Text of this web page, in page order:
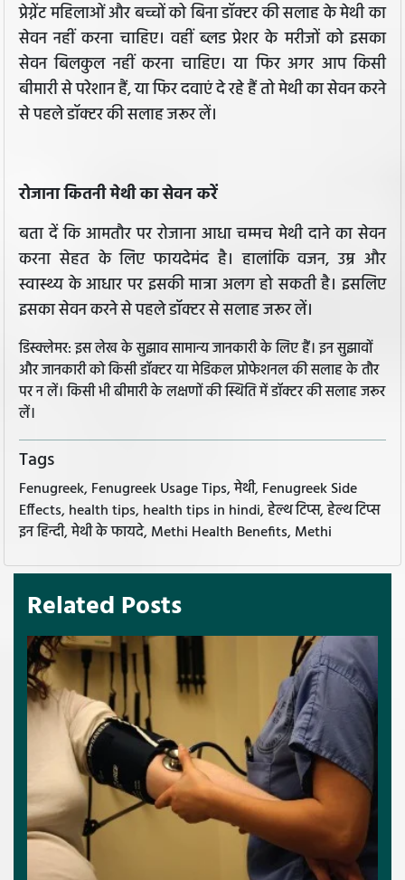
प्रेग्नेंट महिलाओं और बच्चों को बिना डॉक्टर की सलाह के मेथी का
सेवन नहीं करना चाहिए। वहीं ब्लड प्रेशर के मरीजों को इसका
सेवन बिलकुल नहीं करना चाहिए। या फिर अगर आप किसी
बीमारी से परेशान हैं, या फिर दवाएं दे रहे हैं तो मेथी का सेवन करने
से पहले डॉक्टर की सलाह जरूर लें।
रोजाना कितनी मेथी का सेवन करें
बता दें कि आमतौर पर रोजाना आधा चम्मच मेथी दाने का सेवन
करना सेहत के लिए फायदेमंद है। हालांकि वजन, उम्र और
स्वास्थ्य के आधार पर इसकी मात्रा अलग हो सकती है। इसलिए
इसका सेवन करने से पहले डॉक्टर से सलाह जरूर लें।
डिस्क्लेमर: इस लेख के सुझाव सामान्य जानकारी के लिए हैं। इन सुझावों
और जानकारी को किसी डॉक्टर या मेडिकल प्रोफेशनल की सलाह के तौर
पर न लें। किसी भी बीमारी के लक्षणों की स्थिति में डॉक्टर की सलाह जरूर
लें।
Tags
Fenugreek, Fenugreek Usage Tips, मेथी, Fenugreek Side
Effects, health tips, health tips in hindi, हेल्थ टिप्स, हेल्थ टिप्स
इन हिन्दी, मेथी के फायदे, Methi Health Benefits, Methi
Related Posts